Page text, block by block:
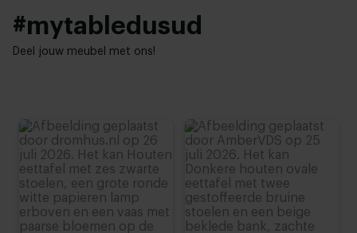
#mytabledusud
Deel jouw meubel met ons!